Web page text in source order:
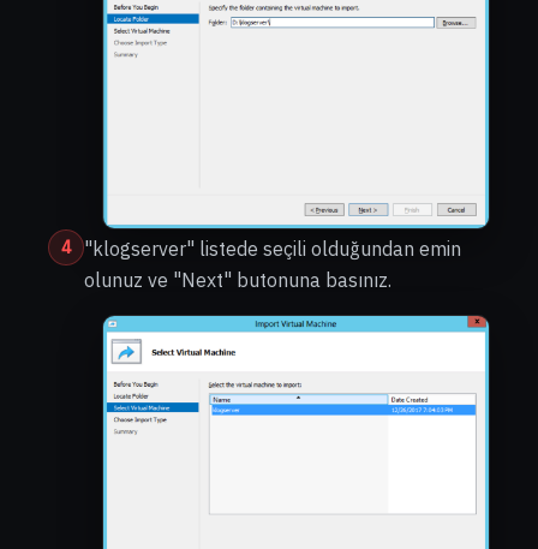
4
"klogserver" listede seçili olduğundan emin
olunuz ve "Next" butonuna basınız.